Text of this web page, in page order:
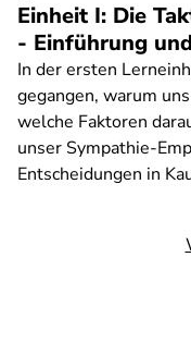
Einheit I: Die
- Einführung
In der ersten
gegangen, warum
welche Faktoren
unser Sympathie-
Entscheidungen in